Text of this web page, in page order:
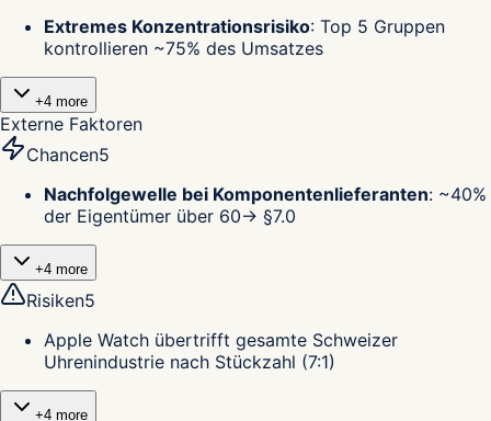
Extremes Konzentrationsrisiko: Top 5 Gruppen
kontrollieren ~75% des Umsatzes
+4 more
Externe Faktoren
Chancen5
Nachfolgewelle bei Komponentenlieferanten: ~40%
der Eigentümer über 60→ §7.0
+4 more
Risiken5
Apple Watch übertrifft gesamte Schweizer
Uhrenindustrie nach Stückzahl (7:1)
+4 more